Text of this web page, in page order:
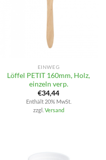
EINWEG
Löffel PETIT 160mm, Holz,
einzeln verp.
€34,44
Enthält 20% MwSt.
zzgl. Versand